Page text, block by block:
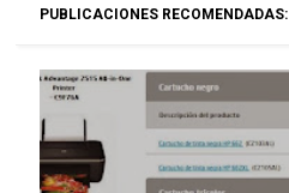
PUBLICACIONES RECOMENDADAS: